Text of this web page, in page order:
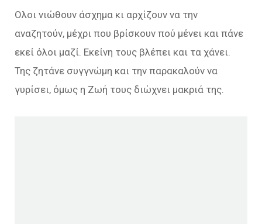
Ολοι νιώθουν άσχημα κι αρχίζουν να την
αναζητούν, μέχρι που βρίσκουν πού μένει και πάνε
εκεί όλοι μαζί. Εκείνη τους βλέπει και τα χάνει.
Της ζητάνε συγγνώμη και την παρακαλούν να
γυρίσει, όμως η Ζωή τους διώχνει μακριά της.